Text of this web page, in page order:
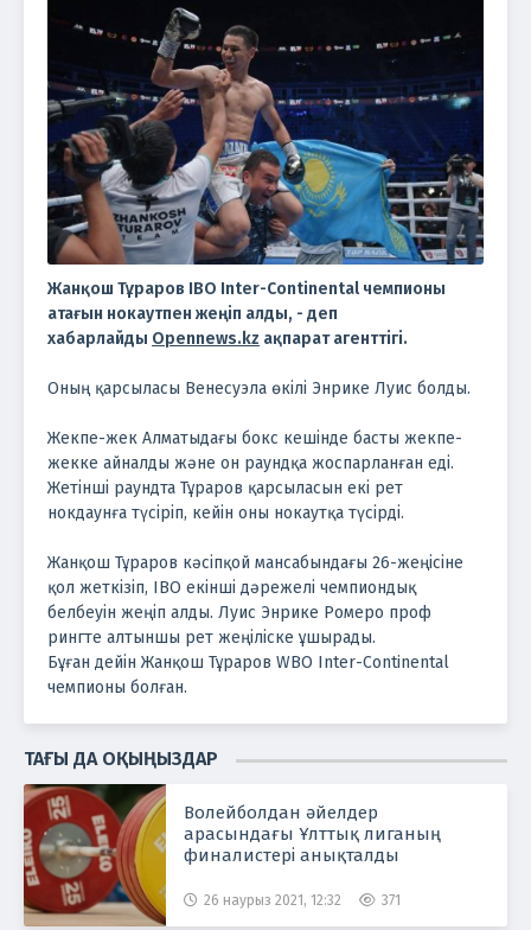
Жанқош Тұраров IBO Inter-Continental чемпионы
атағын нокаутпен жеңіп алды, - деп
хабарлайды Opennews.kz ақпарат агенттігі.
Оның қарсыласы Венесуэла өкілі Энрике Луис болды.
Жекпе-жек Алматыдағы бокс кешінде басты жекпе-
жекке айналды және он раундқа жоспарланған еді.
Жетінші раундта Тұраров қарсыласын екі рет
нокдаунға түсіріп, кейін оны нокаутқа түсірді.
Жанқош Тұраров кәсіпқой мансабындағы 26-жеңісіне
қол жеткізіп, IBO екінші дәрежелі чемпиондық
белбеуін жеңіп алды. Луис Энрике Ромеро проф
рингте алтыншы рет жеңіліске ұшырады.
Бұған дейін Жанқош Тұраров WBO Inter-Continental
чемпионы болған.
ТАҒЫ ДА ОҚЫҢЫЗДАР
Волейболдан әйелдер
арасындағы Ұлттық лиганың
финалистері анықталды
26 наурыз 2021, 12:32 371